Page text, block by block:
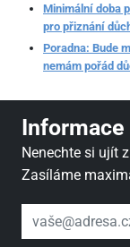
Minimální doba
pro přiznání
Poradna: Bude
nemám pořád
Informace
Nenechte si ujít
Zasíláme
váš email